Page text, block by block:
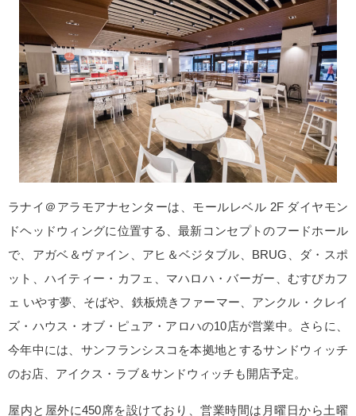
ラナイ＠アラモアナセンターは、モールレベル 2F ダイヤモン
ドヘッドウィングに位置する、最新コンセプトのフードホール
で、アガベ＆ヴァイン、アヒ＆ベジタブル、BRUG、ダ・スポ
ット、ハイティー・カフェ、マハロハ・バーガー、むすびカフ
ェ いやす夢、そばや、鉄板焼きファーマー、アンクル・クレイ
ズ・ハウス・オブ・ピュア・アロハの10店が営業中。さらに、
今年中には、サンフランシスコを本拠地とするサンドウィッチ
のお店、アイクス・ラブ＆サンドウィッチも開店予定。
屋内と屋外に450席を設けており、営業時間は月曜日から土曜